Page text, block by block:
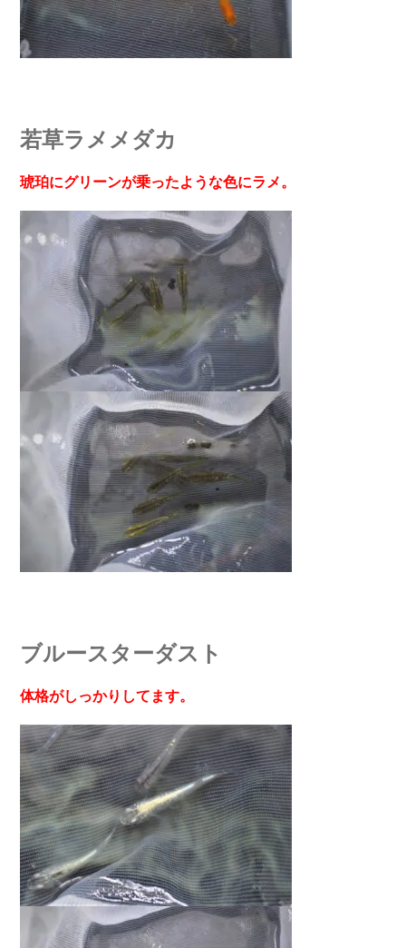
若草ラメメダカ
琥珀にグリーンが乗ったような色にラメ。
ブルースターダスト
体格がしっかりしてます。